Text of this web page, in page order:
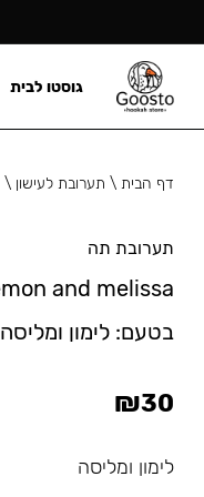
דף הבית\ תערובת לעישון \
תערובת תה
and melissa
בטעם: לימון ומליסה
₪30
לימון ומליסה
גוסטו לבית